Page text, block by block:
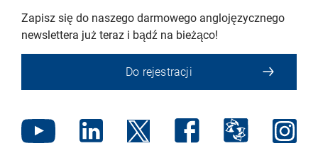
Zapisz się do naszego darmowego anglojęzycznego
newslettera już teraz i bądź na bieżąco!
Do rejestracji